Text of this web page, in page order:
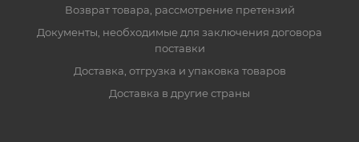
Возврат товара, рассмотрение претензий
Документы, необходимые для заключения договора
поставки
Доставка, отгрузка и упаковка товаров
Доставка в другие страны